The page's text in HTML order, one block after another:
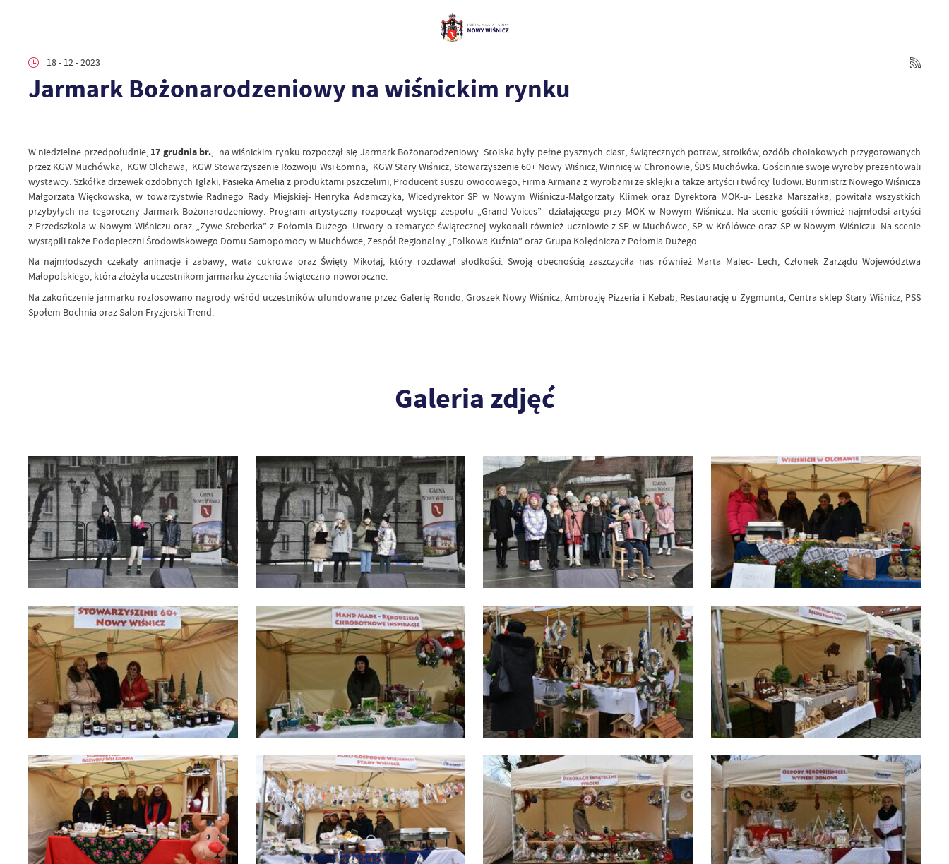
18 - 12 - 2023
Jarmark Bożonarodzeniowy na wiśnickim rynku
W niedzielne przedpołudnie, 17 grudnia br., na wiśnickim rynku rozpoczął się Jarmark Bożonarodzeniowy. Stoiska były pełne pysznych ciast, świątecznych potraw, stroików, ozdób choinkowych przygotowanych
przez KGW Muchówka, KGW Olchawa, KGW Stowarzyszenie Rozwoju Wsi Łomna, KGW Stary Wiśnicz, Stowarzyszenie 60+ Nowy Wiśnicz, Winnicę w Chronowie, ŚDS Muchówka. Gościnnie swoje wyroby prezentowali
wystawcy: Szkółka drzewek ozdobnych Iglaki, Pasieka Amelia z produktami pszczelimi, Producent suszu owocowego, Firma Armana z wyrobami ze sklejki a także artyści i twórcy ludowi. Burmistrz Nowego Wiśnicza
Małgorzata Więckowska, w towarzystwie Radnego Rady Miejskiej- Henryka Adamczyka, Wicedyrektor SP w Nowym Wiśniczu-Małgorzaty Klimek oraz Dyrektora MOK-u- Leszka Marszałka, powitała wszystkich
przybyłych na tegoroczny Jarmark Bożonarodzeniowy. Program artystyczny rozpoczął występ zespołu „Grand Voices” działającego przy MOK w Nowym Wiśniczu. Na scenie gościli również najmłodsi artyści
z Przedszkola w Nowym Wiśniczu oraz „Żywe Sreberka” z Połomia Dużego. Utwory o tematyce świątecznej wykonali również uczniowie z SP w Muchówce, SP w Królówce oraz SP w Nowym Wiśniczu. Na scenie
wystąpili także Podopieczni Środowiskowego Domu Samopomocy w Muchówce, Zespół Regionalny „Folkowa Kuźnia” oraz Grupa Kolędnicza z Połomia Dużego.
Na najmłodszych czekały animacje i zabawy, wata cukrowa oraz Święty Mikołaj, który rozdawał słodkości. Swoją obecnością zaszczyciła nas również Marta Malec- Lech, Członek Zarządu Województwa
Małopolskiego, która złożyła uczestnikom jarmarku życzenia świąteczno-noworoczne.
Na zakończenie jarmarku rozlosowano nagrody wśród uczestników ufundowane przez Galerię Rondo, Groszek Nowy Wiśnicz, Ambrozję Pizzeria i Kebab, Restaurację u Zygmunta, Centra sklep Stary Wiśnicz, PSS
Społem Bochnia oraz Salon Fryzjerski Trend.
Galeria zdjęć